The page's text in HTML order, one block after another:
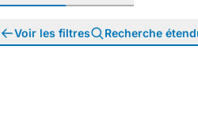
Voir les filtres Recherche